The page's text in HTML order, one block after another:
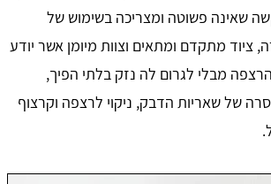
שאינה פשוטה ומצריכה בשימוש של
ציוד מתקדם ומתאים וצוות מיומן אשר יודע
מבלי לגרום לה נזק בלתי הפיך,
של שאריות הדבק, ניקוי לרצפה וקרצוף